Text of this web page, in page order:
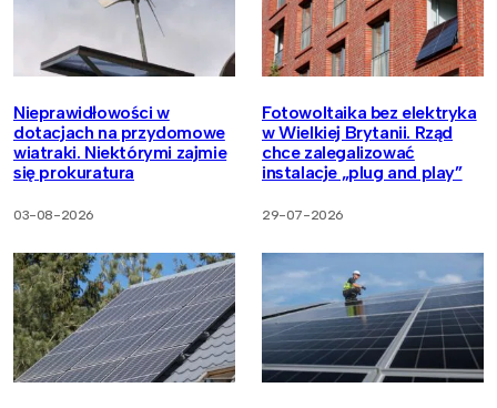
Nieprawidłowości w
dotacjach na przydomowe
wiatraki. Niektórymi zajmie
się prokuratura
03-08-2026
Fotowoltaika bez elektryka
w Wielkiej Brytanii. Rząd
chce zalegalizować
instalacje „plug and play”
29-07-2026